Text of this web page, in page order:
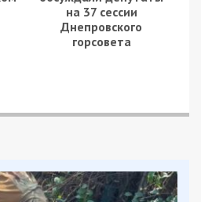
Нікопольщина. Ворог
Червоногригорівську,
громади. Внаслідок
— лікуються амбулаторно.